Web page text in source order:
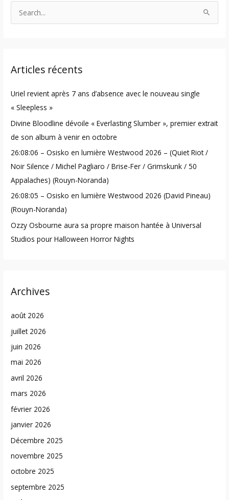
c
f
o
r
:
Articles récents
Uriel revient après 7 ans d’absence avec le nouveau single
« Sleepless »
Divine Bloodline dévoile « Everlasting Slumber », premier extrait
de son album à venir en octobre
26:08:06 – Osisko en lumière Westwood 2026 – (Quiet Riot /
Noir Silence / Michel Pagliaro / Brise-Fer / Grimskunk / 50
Appalaches) (Rouyn-Noranda)
26:08:05 – Osisko en lumière Westwood 2026 (David Pineau)
(Rouyn-Noranda)
Ozzy Osbourne aura sa propre maison hantée à Universal
Studios pour Halloween Horror Nights
Archives
août 2026
juillet 2026
juin 2026
mai 2026
avril 2026
mars 2026
février 2026
janvier 2026
Décembre 2025
novembre 2025
octobre 2025
septembre 2025